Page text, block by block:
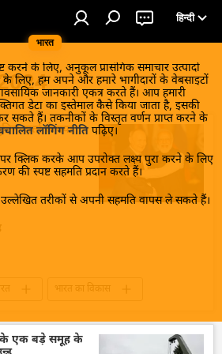
भारत
हिन्दी
करने के लिए, अनुकूल प्रासंगिक समाचार उत्पादों
के लिए, हम अपने और हमारे भागीदारों के वेबसाइटों
जानकारी एकत्र करते हैं। आप हमारी
डेटा का इस्तेमाल कैसे किया जाता है, इसकी
सकते हैं। तकनीकों के विस्तृत वर्णन प्राप्त करने के
लॉगिंग नीति पढ़िए।
क्लिक करके आप उपरोक्त लक्ष्य पुरा करने के लिए
की स्पष्ट सहमति प्रदान करते हैं।
तरीकों से अपनी सहमति वापस ले सकते हैं।
वार्ता से क्या
भारत का विकास
द्विपक्षीय रिश्ते
के एक बड़े समूह के